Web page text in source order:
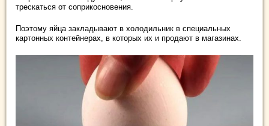
трескаться от соприкосновения.
Поэтому яйца закладывают в холодильник в специальных
картонных контейнерах, в которых их и продают в магазинах.